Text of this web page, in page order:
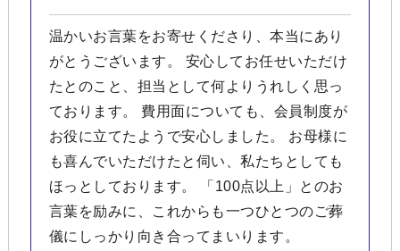
温かいお言葉をお寄せくださり、本当にあり
がとうございます。 安心してお任せいただけ
たとのこと、担当として何よりうれしく思っ
ております。 費用面についても、会員制度が
お役に立てたようで安心しました。 お母様に
も喜んでいただけたと伺い、私たちとしても
ほっとしております。 「100点以上」とのお
言葉を励みに、これからも一つひとつのご葬
儀にしっかり向き合ってまいります。